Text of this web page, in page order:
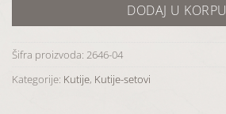
DODAJ U KORPU
Šifra proizvoda: 2646-04
Kategorije: Kutije, Kutije-setovi